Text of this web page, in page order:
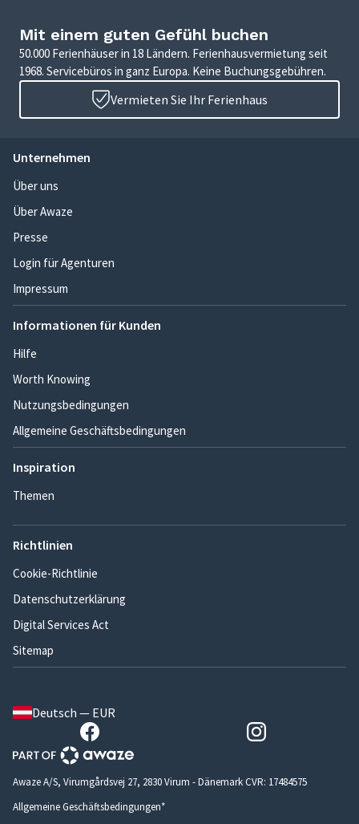
Mit einem guten Gefühl buchen
50.000 Ferienhäuser in 18 Ländern. Ferienhausvermietung seit
1968. Servicebüros in ganz Europa. Keine Buchungsgebühren.
Vermieten Sie Ihr Ferienhaus
Unternehmen
Über uns
Über Awaze
Presse
Login für Agenturen
Impressum
Informationen für Kunden
Hilfe
Worth Knowing
Nutzungsbedingungen
Allgemeine Geschäftsbedingungen
Inspiration
Themen
Richtlinien
Cookie-Richtlinie
Datenschutzerklärung
Digital Services Act
Sitemap
Deutsch — EUR
Awaze A/S, Virumgårdsvej 27, 2830 Virum - Dänemark CVR: 17484575
Allgemeine Geschäftsbedingungen*